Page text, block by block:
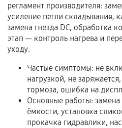
Акт выполненных работ
услуг и сроком гарантии.
Документы на
Расширенная
В некоторых случаях
расширенной гарантии.
регламент производителя:
усиление петли складывания,
замена гнезда DC, обработка
этап — контроль нагрева и
уходу.
Частые симптомы: не
нагрузкой, не
тормоза, ошибка на
Основные работы: замена
ёмкости, установка
прокачка гидравлики,